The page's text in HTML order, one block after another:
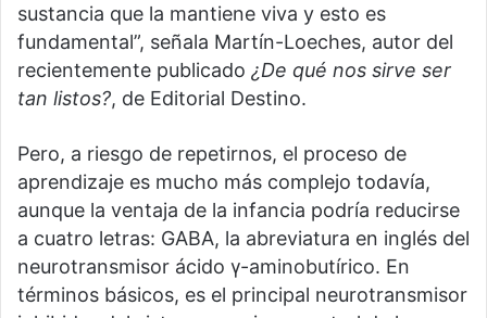
sustancia que la mantiene viva y esto es
fundamental”, señala Martín-Loeches, autor del
recientemente publicado ¿De qué nos sirve ser
tan listos?, de Editorial Destino.
Pero, a riesgo de repetirnos, el proceso de
aprendizaje es mucho más complejo todavía,
aunque la ventaja de la infancia podría reducirse
a cuatro letras: GABA, la abreviatura en inglés del
neurotransmisor ácido γ-aminobutírico. En
términos básicos, es el principal neurotransmisor